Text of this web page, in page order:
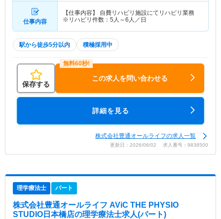
仕事内容
【仕事内容】 自費リハビリ施設にてリハビリ業務
※リハビリ件数：5人～6人／日
駅から徒歩5分以内 積極採用中
保存する
この求人を問い合わせる
詳細を見る
株式会社豊通オールライフの求人一覧
更新日：2026/06/02 求人番号：9838500
理学療法士 パート
株式会社豊通オールライフ AViC THE PHYSIO
STUDIO日本橋店の理学療法士求人(パート)